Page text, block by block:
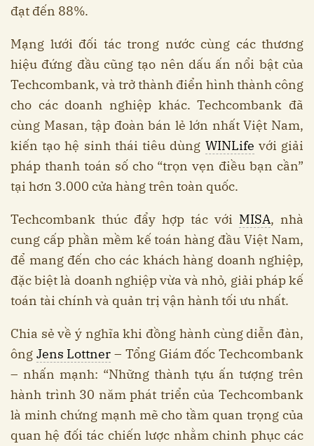
đạt đến 88%.
Mạng lưới đối tác trong nước cùng các thương
hiệu đứng đầu cũng tạo nên dấu ấn nổi bật của
Techcombank, và trở thành điển hình thành công
cho các doanh nghiệp khác. Techcombank đã
cùng Masan, tập đoàn bán lẻ lớn nhất Việt Nam,
kiến tạo hệ sinh thái tiêu dùng WINLife với giải
pháp thanh toán số cho “trọn vẹn điều bạn cần”
tại hơn 3.000 cửa hàng trên toàn quốc.
Techcombank thúc đẩy hợp tác với MISA, nhà
cung cấp phần mềm kế toán hàng đầu Việt Nam,
để mang đến cho các khách hàng doanh nghiệp,
đặc biệt là doanh nghiệp vừa và nhỏ, giải pháp kế
toán tài chính và quản trị vận hành tối ưu nhất.
Chia sẻ về ý nghĩa khi đồng hành cùng diễn đàn,
ông Jens Lottner – Tổng Giám đốc Techcombank
– nhấn mạnh: “Những thành tựu ấn tượng trên
hành trình 30 năm phát triển của Techcombank
là minh chứng mạnh mẽ cho tầm quan trọng của
quan hệ đối tác chiến lược nhằm chinh phục các